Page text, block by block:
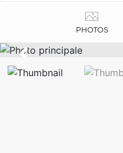
PHOTOS